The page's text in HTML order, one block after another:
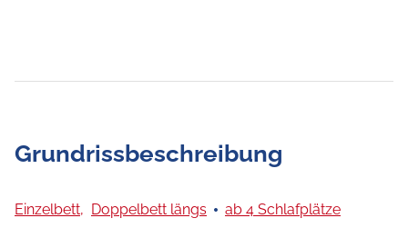
Grundrissbeschreibung
Einzelbett, Doppelbett längs ab 4 Schlafplätze